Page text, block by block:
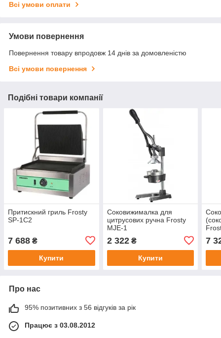
Всі умови оплати
Умови повернення
Повернення товару впродовж 14 днів за домовленістю
Всі умови повернення
Подібні товари компанії
Притискний гриль Frosty
SP-1C2
7 688 ₴
Купити
Соковижималка для
цитрусових ручна Frosty
MJE-1
2 322₴
Купити
7
Про нас
95% позитивних з 56 відгуків за рік
Працює з 03.08.2012